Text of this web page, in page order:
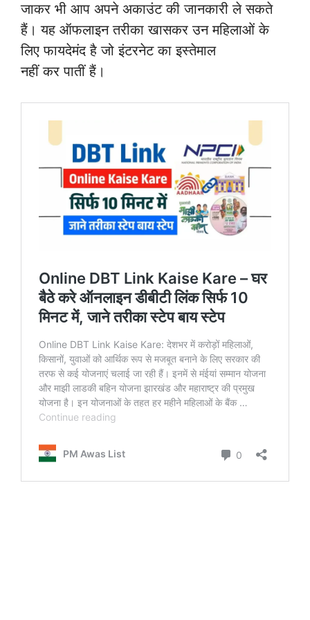
जाकर भी आप अपने अकाउंट की जानकारी ले सकते
हैं। यह ऑफलाइन तरीका खासकर उन महिलाओं के
लिए फायदेमंद है जो इंटरनेट का इस्तेमाल
नहीं कर पातीं हैं।